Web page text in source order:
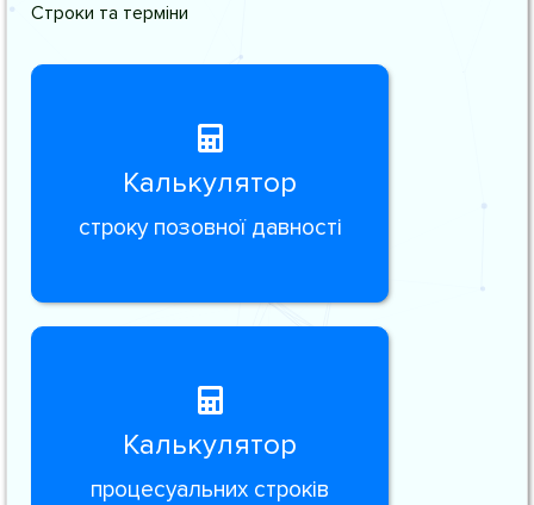
Строки та терміни
Калькулятор
строку позовної давності
Калькулятор
процесуальних строків